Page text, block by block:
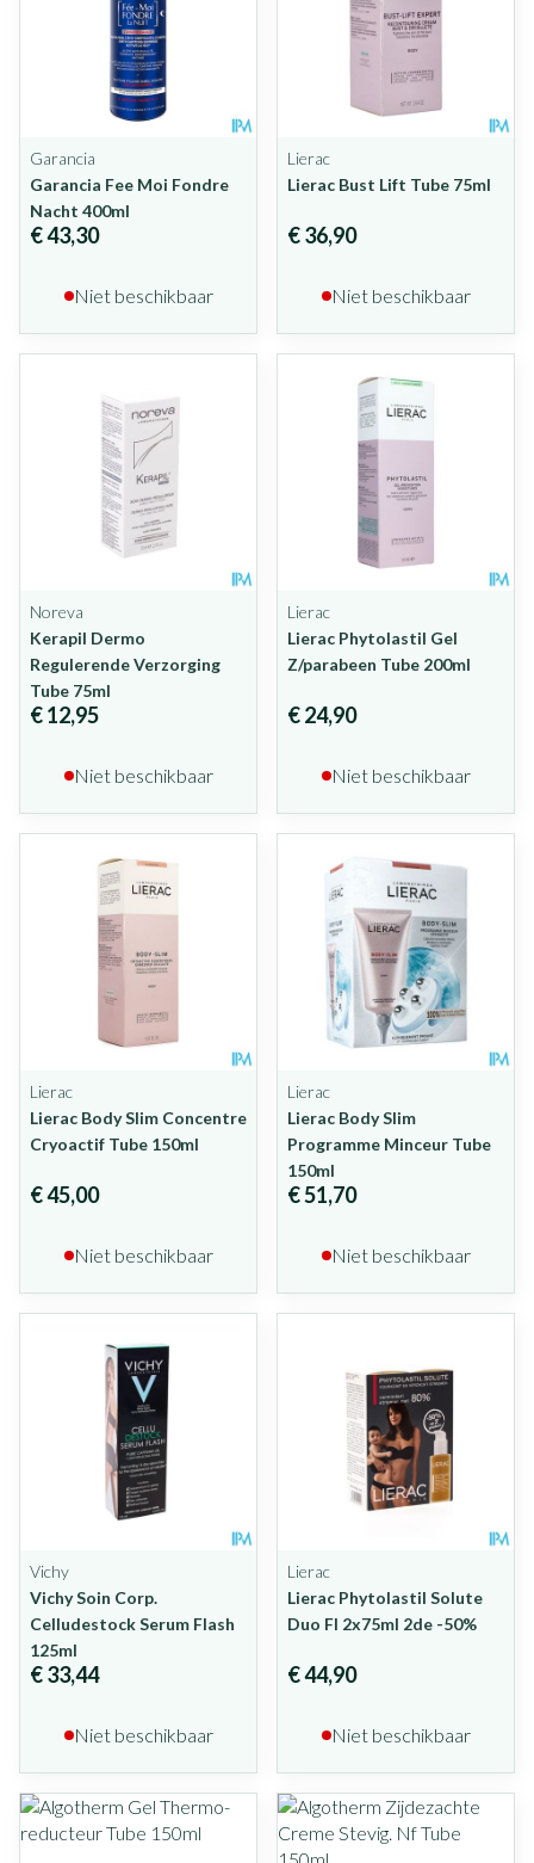
Garancia
Garancia Fee Moi Fondre
Nacht 400ml
€ 43,30
Niet beschikbaar
Lierac
Lierac Bust Lift Tube 75ml
€ 36,90
Niet beschikbaar
Noreva
Kerapil Dermo
Regulerende Verzorging
Tube 75ml
€ 12,95
Niet beschikbaar
Lierac
Lierac Phytolastil Gel
Z/parabeen Tube 200ml
€ 24,90
Niet beschikbaar
Lierac
Lierac Body Slim Concentre
Cryoactif Tube 150ml
€ 45,00
Niet beschikbaar
Lierac
Lierac Body Slim
Programme Minceur Tube
150ml
€ 51,70
Niet beschikbaar
Vichy
Vichy Soin Corp.
Celludestock Serum Flash
125ml
€ 33,44
Niet beschikbaar
Lierac
Lierac Phytolastil Solute
Duo Fl 2x75ml 2de -50%
€ 44,90
Niet beschikbaar